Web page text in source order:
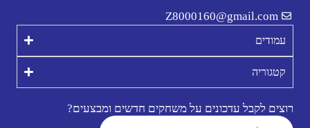
Z8000160@gmail.com
עמודים
קטגוריה
רוצים לקבל עדכונים על משחקים חדשים ומבצעים?